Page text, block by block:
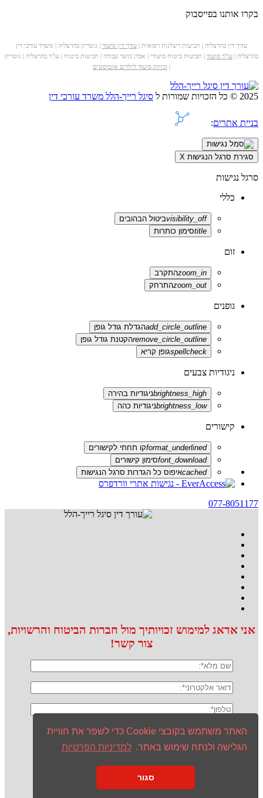
האתר משתמש בקובצי Cookie כדי לשפר את חוויית
הגלישה ולנתח שימוש באתר. למדיניות הפרטיות
סגור
בקרו אותנו בפייסבוק
עורך דין בהרצליה | תביעות רשלנות רפואית | עורך דין סיעוד | נוטריון בהרצליה | משרד עורכי דין
בהרצליה | עו"ד סיעוד | תביעות ביטוח סיעודי | אבדן כושר עבודה | תביעות ביטוח | עו"ד בהרצליה | נוטריון
זכויות סיעוד לילדים אוטיסטים
2025 © כל הזכויות שמורות ל סיגל רייך-הלל משרד עורכי דין
בניית אתרים:
סגירת סרגל הנגישות X
סרגל נגישות
כללי
visibility_offביטול הבהובים
titleסימון כותרות
זום
zoom_inהתקרב
zoom_outהתרחק
גופנים
add_circle_outlineהגדלת גודל גופן
remove_circle_outlineהקטנת גודל גופן
spellcheckגופן קריא
ניגודיות צבעים
brightness_highניגודיות בהירה
brightness_lowניגודיות כהה
קישורים
format_underlinedקו תחתי לקישורים
font_downloadסימון קישורים
cachedאיפוס כל הגדרות סרגל הנגישות
077-8051177
אני אדאג למימוש זכויותיך מול חברות הביטוח והרשויות,
צור קשר!
מדיניות הפרטיות